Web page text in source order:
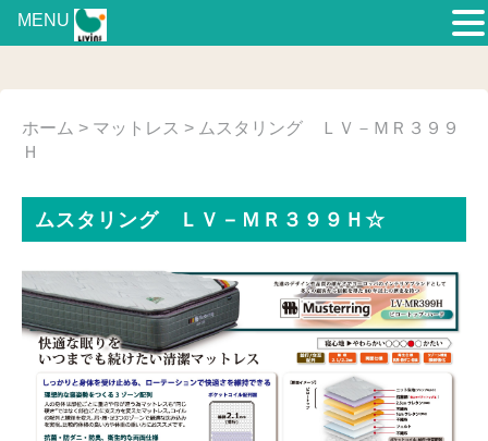
ホーム > マットレス > ムスタリング ＬＶ－ＭＲ３９９
Ｈ
ムスタリング ＬＶ－ＭＲ３９９Ｈ☆
MENU